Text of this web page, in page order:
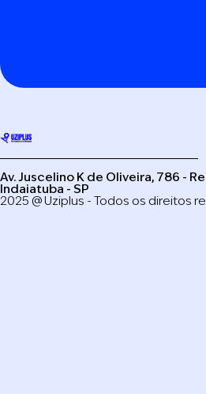
Av. Juscelino K de Oliveira, 786 -
Indaiatuba - SP
2025 @ Uziplus - Todos os direitos